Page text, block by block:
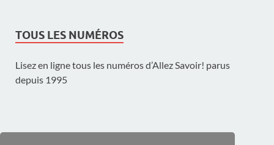
TOUS LES NUMÉROS
Lisez en ligne tous les numéros d’Allez Savoir! parus
depuis 1995